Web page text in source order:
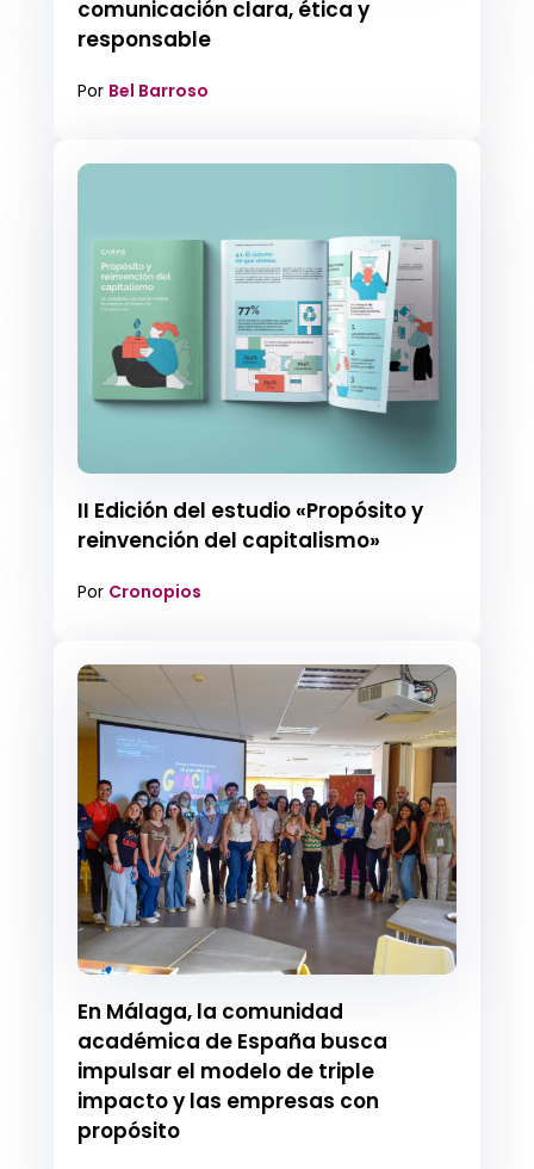
comunicación clara, ética y
responsable
Por Bel Barroso
II Edición del estudio «Propósito y
reinvención del capitalismo»
Por Cronopios
En Málaga, la comunidad
académica de España busca
impulsar el modelo de triple
impacto y las empresas con
propósito